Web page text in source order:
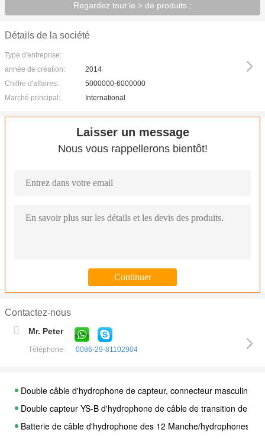
Regardez tout le > de produits ;
Détails de la société
Type d'entreprise:
année de création:
2014
Chiffre d'affaires:
5000000-6000000
Marché principal:
International
Laisser un message
Nous vous rappellerons bientôt!
Contactez-nous
Mr. Peter
Téléphone : 0086-29-81102904
Double câble d'hydrophone de capteur, connecteur masculin
Double capteur YS-B d'hydrophone de câble de transition de
Batterie de câble d'hydrophone des 12 Manche/hydrophones